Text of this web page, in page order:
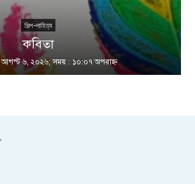
শিল্প-সাহিত্য
কবিতা
আগস্ট ৬, ২০২৬; সময় : ১০:০৭ অপরাহ্ণ